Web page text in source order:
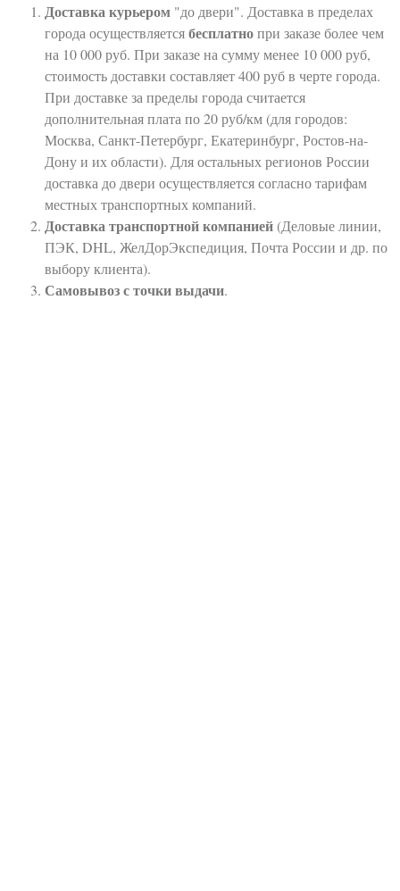
Доставка курьером "до двери". Доставка в пределах
города осуществляетсябесплатнопри заказе более чем
на 10 000 руб. При заказе на сумму менее 10 000 руб,
стоимость доставки составляет 400 руб в черте города.
При доставке за пределы города считается
дополнительная плата по 20 руб/км (для городов:
Москва, Санкт-Петербург, Екатеринбург, Ростов-на-
Дону и их области). Для остальных регионов России
доставка до двери осуществляется согласно тарифам
местных транспортных компаний.
Доставка транспортной компанией (Деловые линии,
ПЭК, DHL, ЖелДорЭкспедиция, Почта России и др. по
выбору клиента).
Самовывоз с точки выдачи.